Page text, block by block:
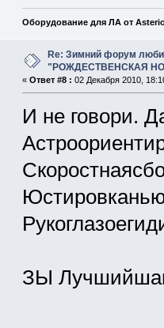
Оборудование для ЛА от
Re: Зимний форум
"РОЖДЕСТВЕНСКАЯ
« Ответ #8 : 02 Декабря 2010,
И не говори.
ЗЫ